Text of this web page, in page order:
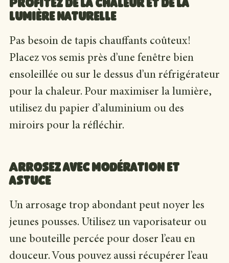
Profitez de la chaleur et de la
lumière naturelle
Pas besoin de tapis chauffants coûteux!
Placez vos semis près d’une fenêtre bien
ensoleillée ou sur le dessus d’un réfrigérateur
pour la chaleur. Pour maximiser la lumière,
utilisez du papier d’aluminium ou des
miroirs pour la réfléchir.
Arrosez avec modération et
astuce
Un arrosage trop abondant peut noyer les
jeunes pousses. Utilisez un vaporisateur ou
une bouteille percée pour doser l’eau en
douceur. Vous pouvez aussi récupérer l’eau